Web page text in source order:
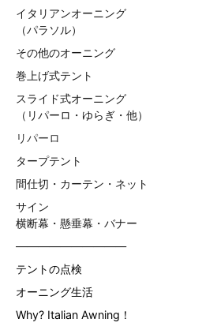
イタリアンオーニング
（パラソル）
その他のオーニング
巻上げ式テント
スライド式オーニング
（リパーロ・ゆらぎ・他）
リパーロ
タープテント
間仕切・カーテン・ネット
サイン
横断幕・懸垂幕・バナー
——————————
テントの点検
オーニング生活
Why? Italian Awning！